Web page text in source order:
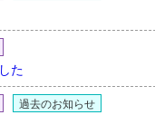
た
過去のお知らせ